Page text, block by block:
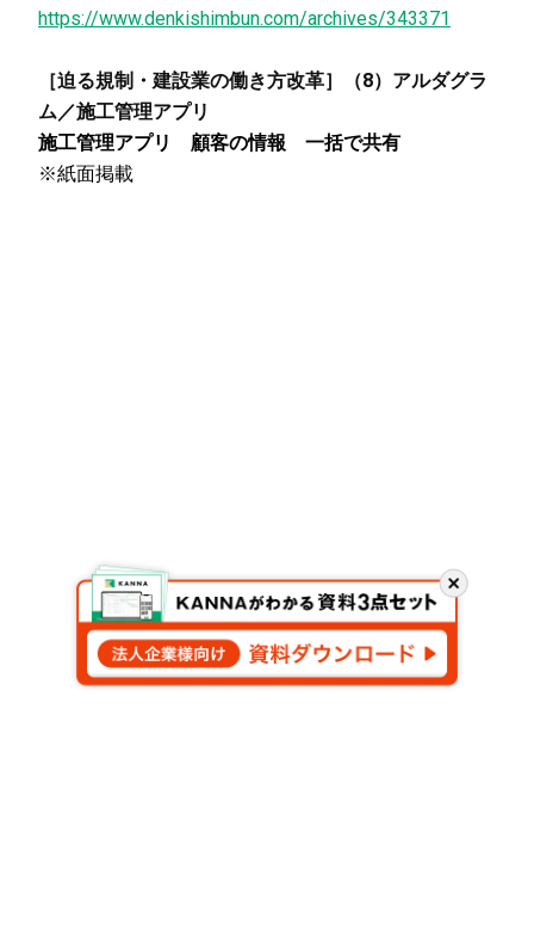
https://www.denkishimbun.com/archives/343371
［迫る規制・建設業の働き方改革］（8）アルダグラ
ム／施工管理アプリ
施工管理アプリ 顧客の情報 一括で共有
※紙面掲載
閉